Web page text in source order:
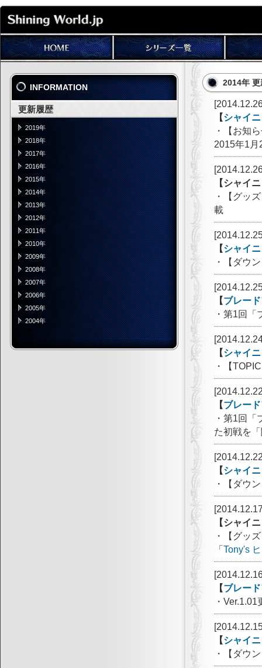
INFORMATION
更新履歴
2019年
2018年
2017年
2016年
2015年
2014年
2013年
2012年
2011年
2010年
2009年
2008年
2007年
2006年
2005年
2004年
2014年 更
【シャイ
・【お知
2015年1月
【シャイ
・【グッ
載
【シャイ
・【ダウ
【ブレー
・第1回
【シャイ
・【
【ブレー
・第1回
た初戦を
【シャイ
・【ダウ
【シャイ
・【グッ
「Tony's
【ブレー
・
【シャイ
・【ダウ